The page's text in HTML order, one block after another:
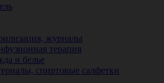
журналы
терапия
и белье
спиртовые салфетки